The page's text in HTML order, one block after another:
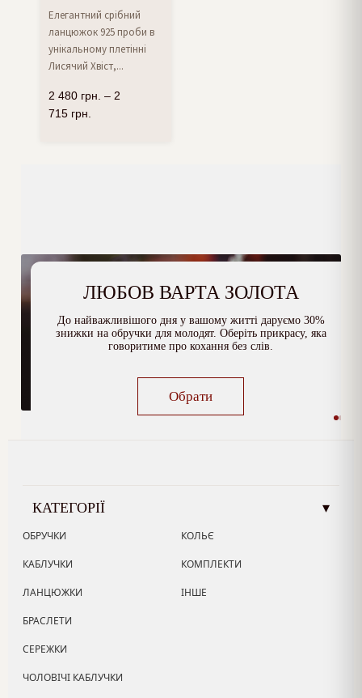
Елегантний срібний
ланцюжок 925 проби в
унікальному плетінні
Лисячий Хвіст,...
2 480 грн. – 2
715 грн.
ЛЮБОВ ВАРТА ЗОЛОТА
До найважливішого дня у вашому житті даруємо 30%
знижки на обручки для молодят. Оберіть прикрасу, яка
говоритиме про кохання без слів.
Обрати
КАТЕГОРІЇ ▾
ОБРУЧКИ
КАБЛУЧКИ
ЛАНЦЮЖКИ
БРАСЛЕТИ
СЕРЕЖКИ
ЧОЛОВІЧІ КАБЛУЧКИ
КОЛЬЄ
КОМПЛЕКТИ
ІНШЕ